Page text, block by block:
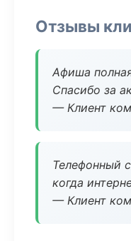
Отзывы
Афиша
Спасибо за
— Клиент
Телефонный
когда
— Клиент